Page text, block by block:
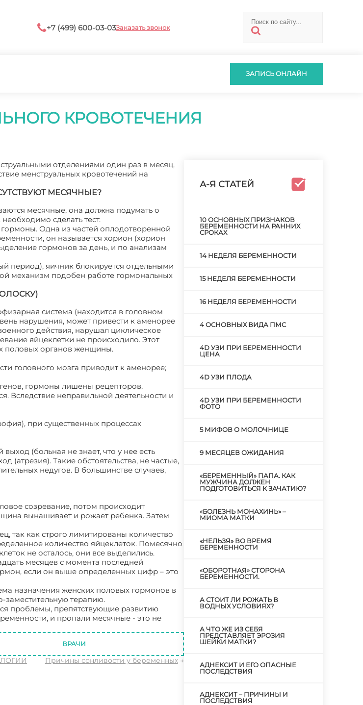
+7 (499) 600-03-03Заказать звонок
ЗАПИСЬ ОНЛАЙН
КРОВОТЕЧЕНИЯ
отделениями один раз в месяц,
менструальных кровотечений на
МЕСЯЧНЫЕ?
месячные, она должна подумать о
сделать тест.
Одна из частей оплодотворенной
он называется хорион (хорион
гормонов за день, и по анализам
период), яичник блокируется отдельными
механизм подобен работе гормональных
система (находится в головном
нарушения, может привести к аменорее
действия, нарушал циклическое
яйцеклетки не происходило. Этот
половых органов женщины.
головного мозга приводит к аменорее;
гормоны лишены рецепторов,
Вследствие неправильной деятельности и
при существенных процессах
(больная не знает, что у нее есть
(атрезия). Такие обстоятельства, не частые,
недугов. В большинстве случаев,
созревание, потом происходит
вынашивает и рожает ребенка. Затем
так как строго лимитированы количество
количество яйцеклеток. Помесячно
не осталось, они все выделились.
месяцев с момента последней
если он выше определенных цифр – это
назначения женских половых гормонов в
заместительную терапию.
проблемы, препятствующие развитию
и пропали месячные - это не
ВРАЧИ
Причины сонливости у беременных→
А-Я СТАТЕЙ
10 ОСНОВНЫХ ПРИЗНАКОВ
БЕРЕМЕННОСТИ НА РАННИХ
СРОКАХ
14 НЕДЕЛЯ БЕРЕМЕННОСТИ
15 НЕДЕЛЯ БЕРЕМЕННОСТИ
16 НЕДЕЛЯ БЕРЕМЕННОСТИ
4 ОСНОВНЫХ ВИДА ПМС
4D УЗИ ПРИ БЕРЕМЕННОСТИ
ЦЕНА
4D УЗИ ПЛОДА
4D УЗИ ПРИ БЕРЕМЕННОСТИ
ФОТО
5 МИФОВ О МОЛОЧНИЦЕ
9 МЕСЯЦЕВ ОЖИДАНИЯ
«БЕРЕМЕННЫЙ» ПАПА. КАК
МУЖЧИНА ДОЛЖЕН
ПОДГОТОВИТЬСЯ К ЗАЧАТИЮ?
«БОЛЕЗНЬ МОНАХИНЬ» –
МИОМА МАТКИ
«НЕЛЬЗЯ» ВО ВРЕМЯ
БЕРЕМЕННОСТИ
«ОБОРОТНАЯ» СТОРОНА
БЕРЕМЕННОСТИ.
А СТОИТ ЛИ РОЖАТЬ В
ВОДНЫХ УСЛОВИЯХ?
А ЧТО ЖЕ ИЗ СЕБЯ
ПРЕДСТАВЛЯЕТ ЭРОЗИЯ
ШЕЙКИ МАТКИ?
АДНЕКСИТ И ЕГО ОПАСНЫЕ
ПОСЛЕДСТВИЯ
АДНЕКСИТ – ПРИЧИНЫ И
ПОСЛЕДСТВИЯ